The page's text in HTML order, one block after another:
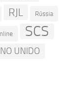
RJL Rússia
SCS
UNIDO